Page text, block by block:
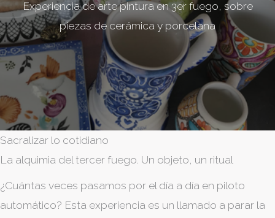
Experiencia de arte pintura en 3er fuego, sobre
piezas de cerámica y porcelana
Sacralizar lo cotidiano
La alquimia del tercer fuego. Un objeto, un ritual
¿Cuántas veces pasamos por el día a día en piloto
automático? Esta experiencia es un llamado a parar la